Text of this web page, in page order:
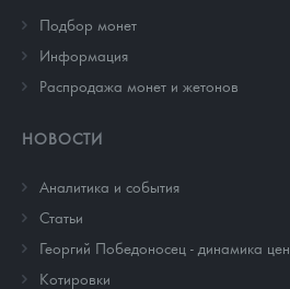
Подбор монет
Информация
Распродажа монет и жетонов
НОВОСТИ
Аналитика и события
Cтатьи
Георгий Победоносец - динамика цен
Котировки